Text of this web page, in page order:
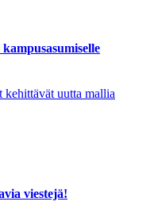
uutta mallia
viestejä!